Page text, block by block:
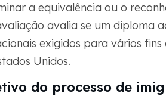
a equivalência ou o
avalia se um diploma
exigidos para vários
Unidos.
do processo de